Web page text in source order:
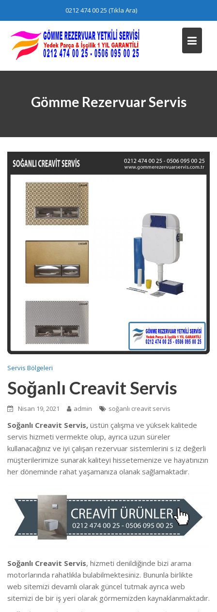
content
0212 474 00 25 (Tıkla Ara)
Gömme Rezervuar Servis
Servis Bölgeleri
Soğanlı Creavit Servis
Nisan 19, 2021 admin soğanlı creavit servis
Soğanlı Creavit Servis, üstün çalışma ve yüksek kalitede
servis hizmeti vermekte olup, ayrıca uzun süreler
kullanacağınız ve iyi çalışan rezervuar sistemlerini s iz değerli
müşterilerimize sunarak kaliteyi hissetemenize ve hayatınızın
her döneminde rahat yaşamanıza olanak sağlamaktadır.
Soğanlı Creavit Servis, hizmeti denildiğinde bizi arama
motorlarında rahatlıkla bulabilmektesiniz. Bununla birlikte
web sitemizi devamlı olarak güncel tutmak ayrıca web
sitemizi de bir iş yeri olarak görmemizden kaynaklanmaktadır.